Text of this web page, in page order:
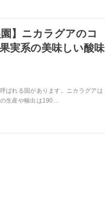
】ニカラグアのコ
実系の美味しい酸味
ばれる国があります。ニカラグアは
生産や輸出は190…